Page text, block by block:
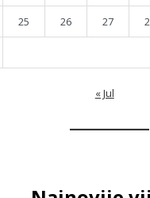
25 26 27
« Jul